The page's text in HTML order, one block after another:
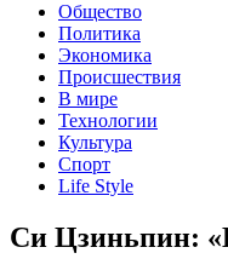
Общество
Политика
Экономика
Происшествия
В мире
Технологии
Культура
Спорт
Life Style
Си Цзиньпин: